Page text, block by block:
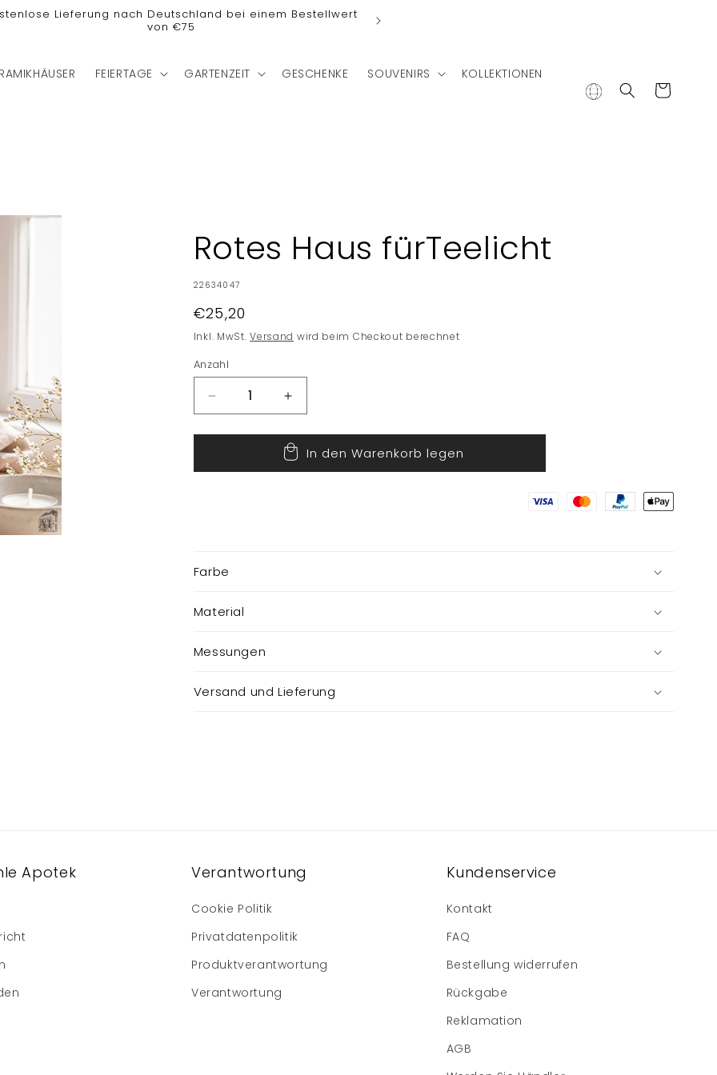
Lieferung nach Deutschland bei einem Bestellwert
von €75
FEIERTAGE GARTENZEIT GESCHENKE SOUVENIRS KOLLEKTIONEN
Warenkorb
Rotes Haus fürTeelicht
SKU:
22634047
Normaler
Preis
€25,20
Inkl. MwSt.Versand wird beim Checkout berechnet
Anzahl
Verringere
die
Menge
Rotes
Erhöhe
die
Menge
für
Rotes
In den Warenkorb legen
Farbe
Material
Messungen
Versand und Lieferung
Apotek Verantwortung
Cookie Politik
Privatdatenpolitik
Produktverantwortung
Verantwortung
Kundenservice
Kontakt
FAQ
Bestellung widerrufen
Rückgabe
Reklamation
AGB